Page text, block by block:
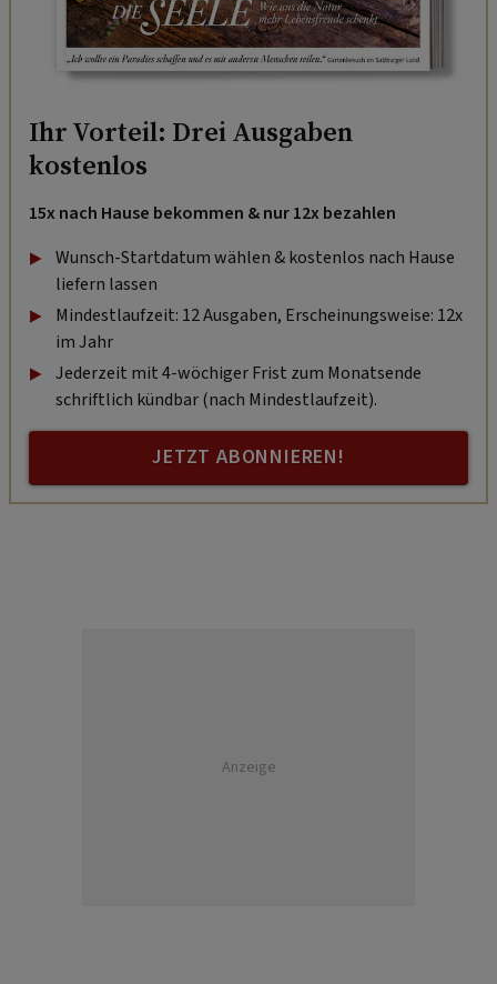
Ihr Vorteil: Drei Ausgaben
kostenlos
15x nach Hause bekommen & nur 12x bezahlen
Wunsch-Startdatum wählen & kostenlos nach Hause
liefern lassen
Mindestlaufzeit: 12 Ausgaben, Erscheinungsweise: 12x
im Jahr
Jederzeit mit 4-wöchiger Frist zum Monatsende
schriftlich kündbar (nach Mindestlaufzeit).
JETZT ABONNIEREN!
Anzeige